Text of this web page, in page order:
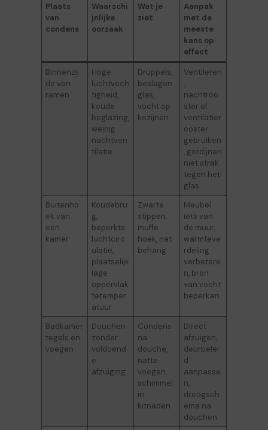
Plaats
van
condens
Waarschi
jnlijke
oorzaak
Wat je
ziet
Aanpak
met de
meeste
kans op
effect
Binnenzij
de van
ramen
Hoge
luchtvoch
tigheid,
koude
beglazing,
weinig
nachtven
tilatie
Druppels,
beslagen
glas,
vocht op
kozijnen
Ventileren
,
nachtroo
ster of
ventilatier
ooster
gebruiken
, gordijnen
niet strak
tegen het
glas
Buitenho
ek van
een
kamer
Koudebru
g,
beperkte
luchtcirc
ulatie,
plaatselijk
lage
oppervlak
tetemper
atuur
Zwarte
stippen,
muffe
hoek, nat
behang
Meubel
iets van
de muur,
warmteve
rdeling
verbetere
n, bron
van vocht
beperken
Badkamer
tegels en
voegen
Douchen
zonder
voldoend
e
afzuiging
Condens
na
douche,
natte
voegen,
schimmel
in
kitnaden
Direct
afzuigen,
deurbelei
d
aanpasse
n,
droogsch
ema na
douchen